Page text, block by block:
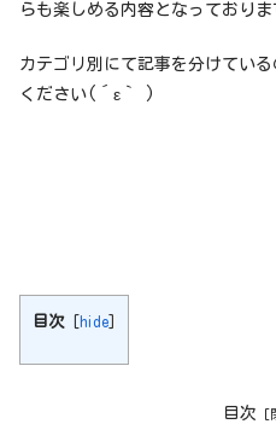
らも楽しめる内容となってお
カテゴリ別にて記事を分けてい
ください(´ε｀ )
目次 [hide]
目次